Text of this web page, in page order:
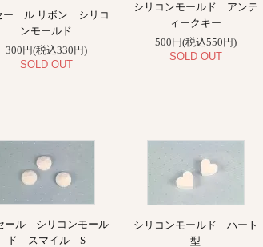
ル リボン シリコ
ンモールド
300円(税込330円)
SOLD OUT
シリコンモールド アンテ
ィークキー
500円(税込550円)
SOLD OUT
ル シリコンモール
ド スマイル S
シリコンモールド ハート
型